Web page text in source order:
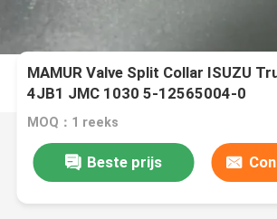
MAMUR Valve Split Collar ISUZU
4JB1 JMC 1030 5-12565004-0
MOQ：1 reeks
Beste prijs